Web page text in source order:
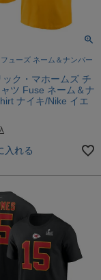
ューズ ネーム＆ナンバー
ック・マホームズ チ
ツ Fuse ネーム＆ナ
ナイキ/Nike イエ
入れる